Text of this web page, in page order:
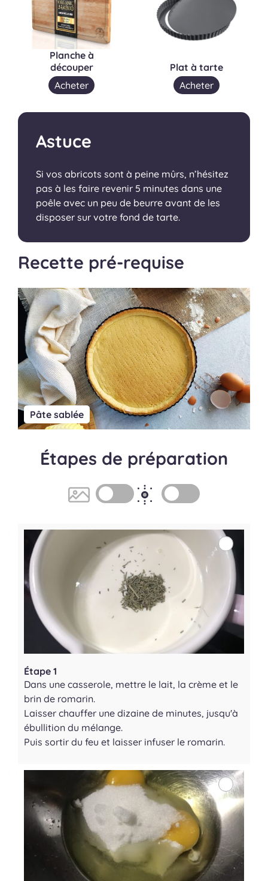
Planche à
découper
Acheter
Plat à tarte
Acheter
Astuce
Si vos abricots sont à peine mûrs, n’hésitez
pas à les faire revenir 5 minutes dans une
poêle avec un peu de beurre avant de les
disposer sur votre fond de tarte.
Recette pré-requise
Pâte sablée
Étapes de préparation
Étape 1
Dans une casserole, mettre le lait, la crème et le
brin de romarin.
Laisser chauffer une dizaine de minutes, jusqu'à
ébullition du mélange.
Puis sortir du feu et laisser infuser le romarin.